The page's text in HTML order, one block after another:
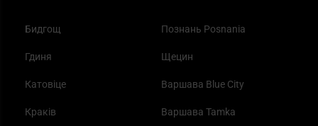
Бидгощ
Гдиня
Катовіце
Краків
Познань Posnania
Щецин
Варшава Blue City
Варшава Tamka